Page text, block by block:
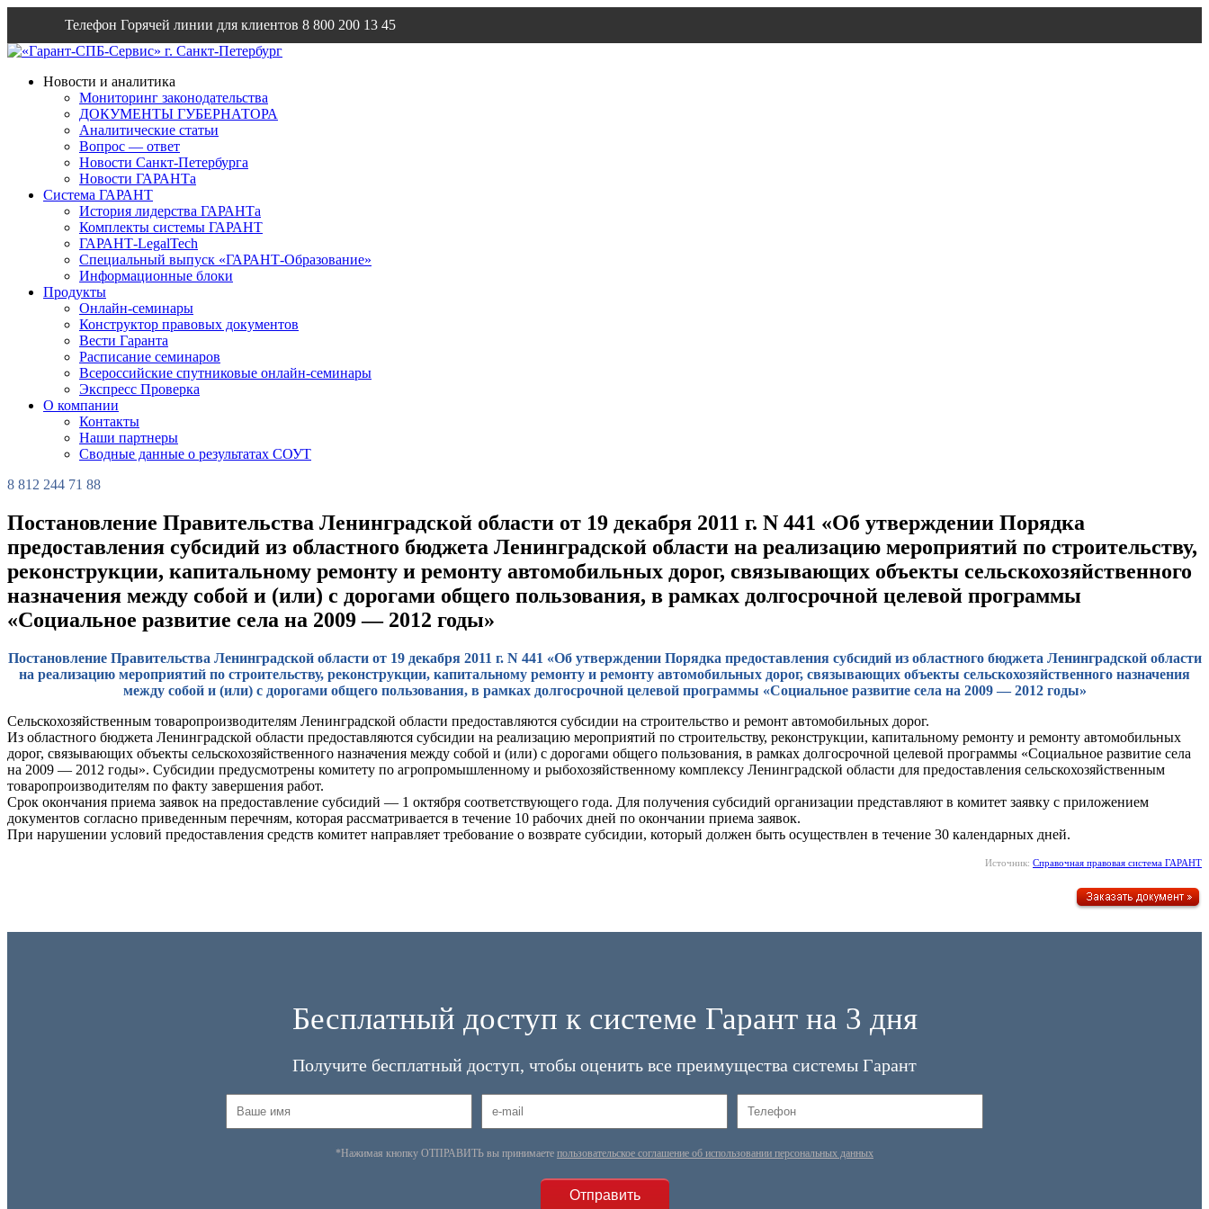
Телефон Горячей линии для клиентов 8 800 200 13 45
Emailinfo@garantsp.ru
Новости и аналитика
Мониторинг законодательства
ДОКУМЕНТЫ ГУБЕРНАТОРА
Аналитические статьи
Вопрос — ответ
Новости Санкт-Петербурга
Новости ГАРАНТа
Система ГАРАНТ
История лидерства ГАРАНТа
Комплекты системы ГАРАНТ
ГАРАНТ-LegalTech
Специальный выпуск «ГАРАНТ-Образование»
Информационные блоки
Продукты
Онлайн-семинары
Конструктор правовых документов
Вести Гаранта
Расписание семинаров
Всероссийские спутниковые онлайн-семинары
Экспресс Проверка
О компании
Контакты
Наши партнеры
Сводные данные о результатах СОУТ
8 812 244 71 88
Постановление Правительства Ленинградской области от 19 декабря 2011 г. N 441 «Об утверждении Порядка
предоставления субсидий из областного бюджета Ленинградской области на реализацию мероприятий по строительству,
реконструкции, капитальному ремонту и ремонту автомобильных дорог, связывающих объекты сельскохозяйственного
назначения между собой и (или) с дорогами общего пользования, в рамках долгосрочной целевой программы
«Социальное развитие села на 2009 — 2012 годы»
Постановление Правительства Ленинградской области от 19 декабря 2011 г. N 441 «Об утверждении Порядка предоставления субсидий из областного бюджета Ленинградской области
на реализацию мероприятий по строительству, реконструкции, капитальному ремонту и ремонту автомобильных дорог, связывающих объекты сельскохозяйственного назначения
между собой и (или) с дорогами общего пользования, в рамках долгосрочной целевой программы «Социальное развитие села на 2009 — 2012 годы»
Сельскохозяйственным товаропроизводителям Ленинградской области предоставляются субсидии на строительство и ремонт автомобильных дорог.
Из областного бюджета Ленинградской области предоставляются субсидии на реализацию мероприятий по строительству, реконструкции, капитальному ремонту и ремонту автомобильных
дорог, связывающих объекты сельскохозяйственного назначения между собой и (или) с дорогами общего пользования, в рамках долгосрочной целевой программы «Социальное развитие села
на 2009 — 2012 годы». Субсидии предусмотрены комитету по агропромышленному и рыбохозяйственному комплексу Ленинградской области для предоставления сельскохозяйственным
товаропроизводителям по факту завершения работ.
Срок окончания приема заявок на предоставление субсидий — 1 октября соответствующего года. Для получения субсидий организации представляют в комитет заявку с приложением
документов согласно приведенным перечням, которая рассматривается в течение 10 рабочих дней по окончании приема заявок.
При нарушении условий предоставления средств комитет направляет требование о возврате субсидии, который должен быть осуществлен в течение 30 календарных дней.
Источник: Справочная правовая система ГАРАНТ
Бесплатный доступ к системе Гарант на 3 дня
Получите бесплатный доступ, чтобы оценить все преимущества системы Гарант
*Нажимая кнопку ОТПРАВИТЬ вы принимаете пользовательское соглашение об использовании персональных данных